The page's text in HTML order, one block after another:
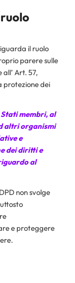
il ruolo
parere sulle
Art. 57,
protezione dei
membri, al
altri organismi
e
dei diritti e
al
non svolge
e proteggere